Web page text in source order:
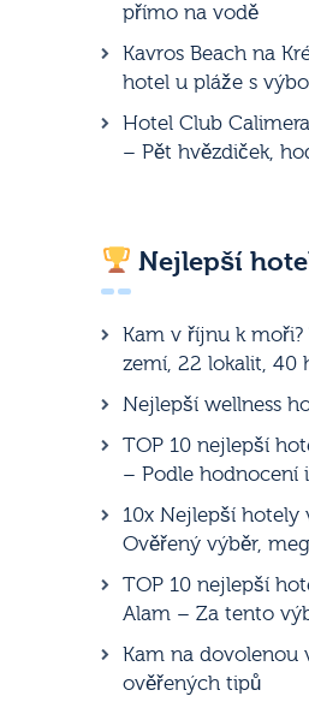
přímo na vodě
Kavros Beach na
hotel u pláže s
Hotel Club
– Pět hvězdiček,
Nejlepší
Kam v říjnu k moři?
zemí, 22 lokalit, 40
Nejlepší wellness
TOP 10 nejlepší
– Podle hodnocení
10x Nejlepší hotely
Ověřený výběr,
TOP 10 nejlepší
Alam – Za tento
Kam na dovolenou
ověřených tipů